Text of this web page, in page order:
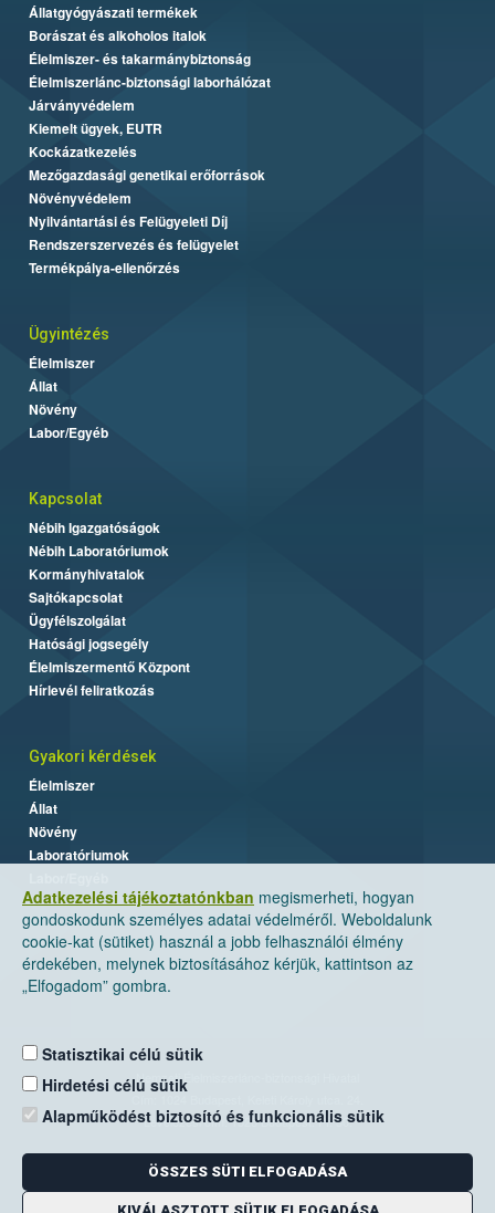
Adatkezelési tájékoztatónkban megismerheti, hogyan
gondoskodunk személyes adatai védelméről. Weboldalunk
cookie-kat (sütiket) használ a jobb felhasználói élmény
érdekében, melynek biztosításához kérjük, kattintson az
„Elfogadom” gombra.
Statisztikai célú sütik
Hirdetési célú sütik
Alapműködést biztosító és funkcionális sütik
ÖSSZES SÜTI ELFOGADÁSA
Állatgyógyászati termékek
Borászat és alkoholos italok
Élelmiszer- és takarmánybiztonság
Élelmiszerlánc-biztonsági laborhálózat
Járványvédelem
Kiemelt ügyek, EUTR
Kockázatkezelés
Mezőgazdasági genetikai erőforrások
Növényvédelem
Nyilvántartási és Felügyeleti Díj
Rendszerszervezés és felügyelet
Termékpálya-ellenőrzés
Ügyintézés
Élelmiszer
Állat
Növény
Labor/Egyéb
Kapcsolat
Nébih Igazgatóságok
Nébih Laboratóriumok
Kormányhivatalok
Sajtókapcsolat
Ügyfélszolgálat
Hatósági jogsegély
Élelmiszermentő Központ
Hírlevél feliratkozás
Gyakori kérdések
Élelmiszer
Állat
Növény
Laboratóriumok
Nemzeti Élelmiszerlánc-biztonsági Hivatal
Levelezési cím: 1525 Budapest. Pf. 30.
E-mail:ugyfelszolgalat@nebih.gov.hu
Zöld szám: 06-80/263-244